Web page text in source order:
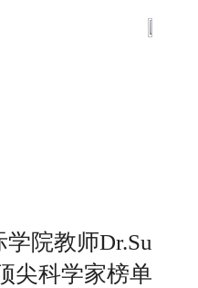
院教师Dr.Su
尖科学家榜单